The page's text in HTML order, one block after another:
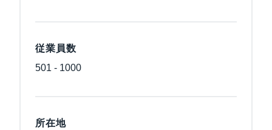
従業員数
501 - 1000
所在地